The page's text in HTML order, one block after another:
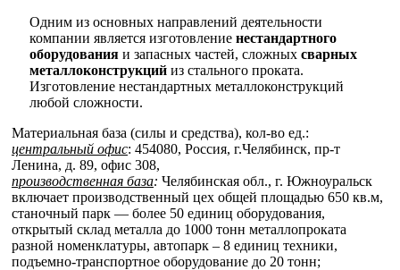
Одним из основных направлений деятельности
компании является изготовление нестандартного
оборудования и запасных частей, сложных сварных
металлоконструкций из стального проката.
Изготовление нестандартных металлоконструкций
любой сложности.
Материальная база (силы и средства), кол-во ед.:
центральный офис: 454080, Россия, г.Челябинск, пр-т
Ленина, д. 89, офис 308,
производственная база: Челябинская обл., г. Южноуральск
включает производственный цех общей площадью 650 кв.м,
станочный парк — более 50 единиц оборудования,
открытый склад металла до 1000 тонн металлопроката
разной номенклатуры, автопарк – 8 единиц техники,
подъемно-транспортное оборудование до 20 тонн;